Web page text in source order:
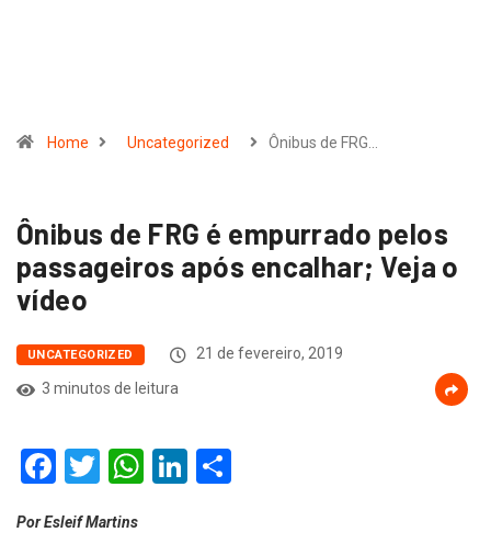
Home Uncategorized Ônibus de FRG…
Ônibus de FRG é empurrado pelos
passageiros após encalhar; Veja o
vídeo
UNCATEGORIZED
21 de fevereiro, 2019
3 minutos de leitura
Facebook
Twitter
WhatsApp
LinkedIn
Por Esleif Martins